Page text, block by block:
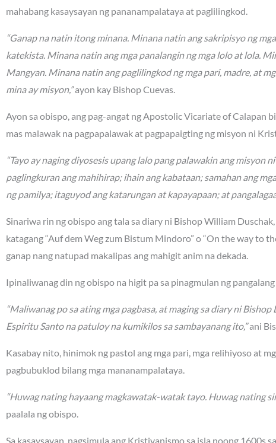
mahabang kasaysayan ng pananampalataya at paglilingkod.
“Ganap na natin itong minana. Minana natin ang sakripisyo ng
katekista. Minana natin ang mga panalangin ng mga lolo at lola.
Mangyan. Minana natin ang paglilingkod ng mga pari, madre, at
mina ay misyon,”ayon kay Bishop Cuevas.
Ayon sa obispo, ang pag-angat ng Apostolic Vicariate of Calapan
mas malawak na pagpapalawak at pagpapaigting ng misyon ni
“Tayo ay naging diyosesis upang lalo pang palawakin ang
paglingkuran ang mahihirap; ihain ang kabataan; samahan ang
ng pamilya; itaguyod ang katarungan at kapayapaan; at
Sinariwa rin ng obispo ang tala sa diary ni Bishop William
katagang “Auf dem Weg zum Bistum Mindoro” o “On the way to
ganap nang natupad makalipas ang mahigit anim na dekada.
Ipinaliwanag din ng obispo na higit pa sa pinagmulan ng
“Maliwanag po sa ating mga pagbasa, at maging sa diary ni
Espiritu Santo na patuloy na kumikilos sa sambayanang ito,”ani
Kasabay nito, hinimok ng pastol ang mga pari, mga relihiyoso at
pagbubuklod bilang mga mananampalataya.
“Huwag nating hayaang magkawatak-watak tayo. Huwag nating
paalala ng obispo.
Sa kasaysayan, nagsimula ang Kristiyanismo sa isla noong 1600s